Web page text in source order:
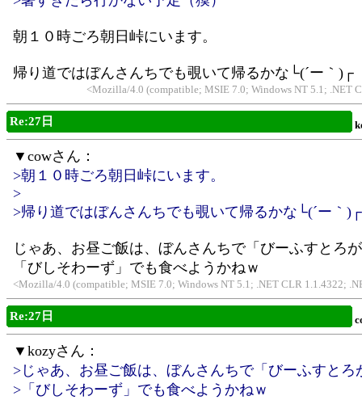
朝１０時ごろ朝日峠にいます。
帰り道ではぼんさんちでも覗いて帰るかな└(´ー｀)┌
<Mozilla/4.0 (compatible; MSIE 7.0; Windows NT 5.1; .NET
Re:27日
▼cowさん：
>朝１０時ごろ朝日峠にいます。
>
>帰り道ではぼんさんちでも覗いて帰るかな└(´ー｀)┌
じゃあ、お昼ご飯は、ぼんさんちで「びーふすとろ
「びしそわーず」でも食べようかねｗ
<Mozilla/4.0 (compatible; MSIE 7.0; Windows NT 5.1; .NET CLR 1.1.4322;
Re:27日
▼kozyさん：
>じゃあ、お昼ご飯は、ぼんさんちで「びーふすとろ
>「びしそわーず」でも食べようかねｗ